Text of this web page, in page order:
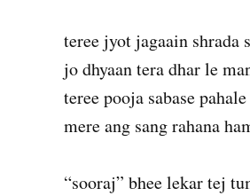
teree jyot jagaain shrada
jo dhyaan tera dhar le
teree pooja sabase
mere ang sang rahana
“sooraj” bhee lekar tej